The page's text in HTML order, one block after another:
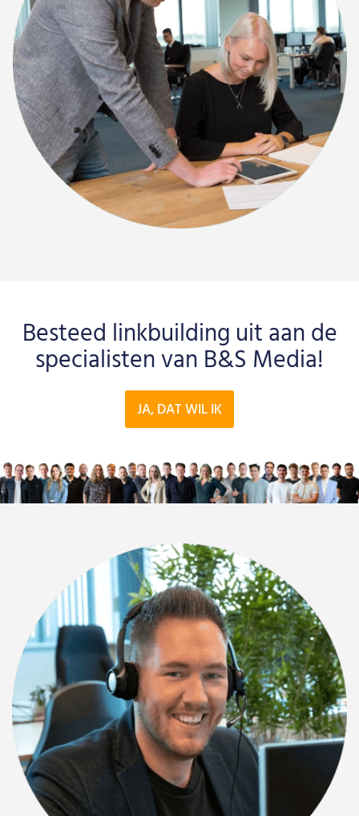
Besteed linkbuilding uit aan de
specialisten van B&S Media!
JA, DAT WIL IK